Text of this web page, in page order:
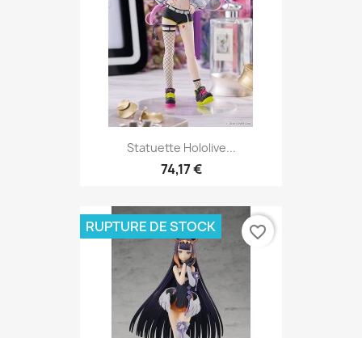
Statuette Hololive...
74,17 €
RUPTURE DE STOCK favorite_border